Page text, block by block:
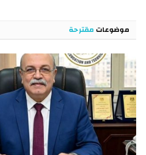
موضوعات مقترحة